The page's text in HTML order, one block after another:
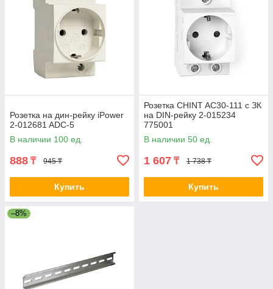
Розетка на дин-рейку iPower
2-012681 ADC-5
В наличии 100 ед.
888 ₸ 945 ₸
Купить
Розетка CHINT AC30-111 с ЗК
на DIN-рейку 2-015234
775001
В наличии 50 ед.
1 607 ₸ 1 738 ₸
Купить
–8%